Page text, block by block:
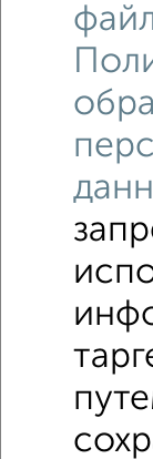
Рядом, с
Недалеко от 1-
Земельные
Поиск по
Цена до 100 000
Цена до 300 000